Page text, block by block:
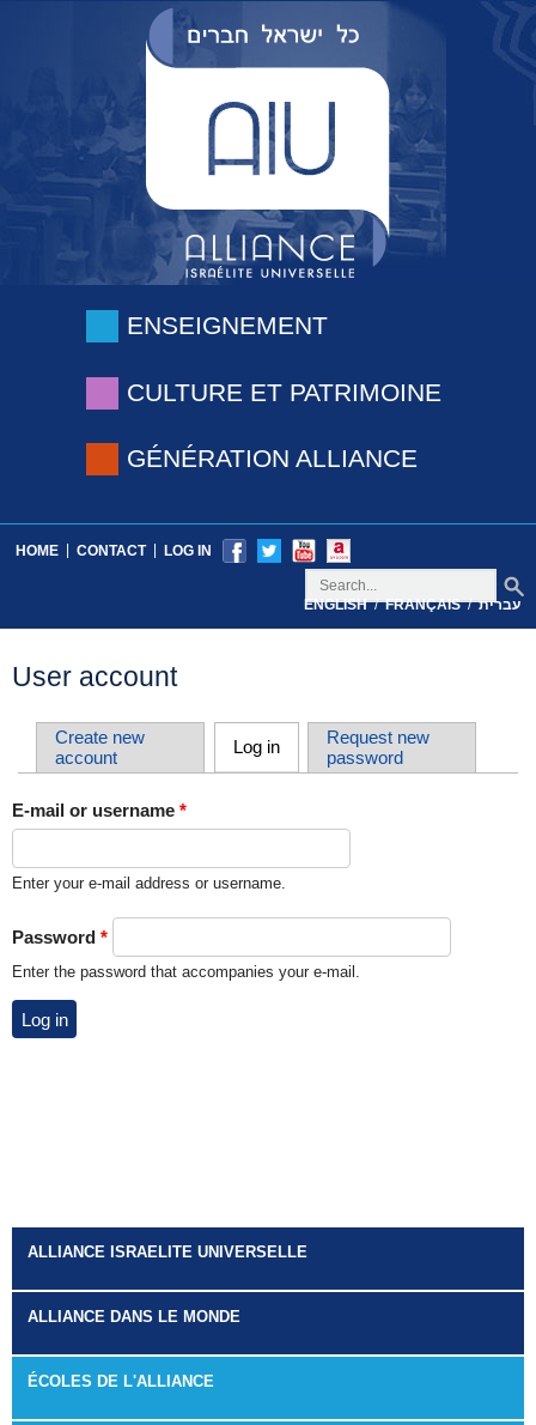
ENSEIGNEMENT
CULTURE ET PATRIMOINE
GÉNÉRATION ALLIANCE
HOME | CONTACT | LOG IN
ENGLISH / FRANÇAIS / עברית
User account
Primary tabs
Create new
account
Log in(active tab)Request new
password
E-mail or username *
Enter your e-mail address or username.
Password *
Enter the password that accompanies your e-mail.
ALLIANCE ISRAELITE UNIVERSELLE
ALLIANCE DANS LE MONDE
ÉCOLES DE L'ALLIANCE